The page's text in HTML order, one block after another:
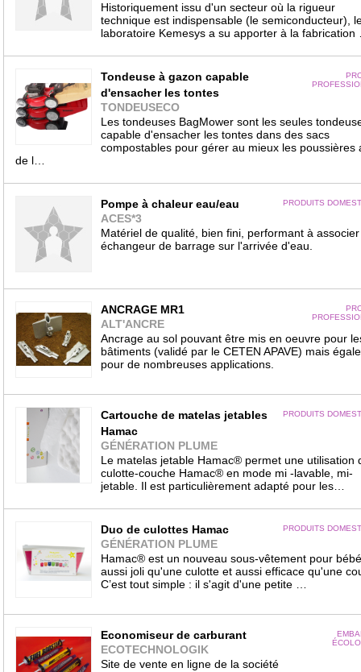
Historiquement issu d'un secteur où la rigueur
technique est indispensable (le semiconducteur),
laboratoire Kemesys a su apporter à la
Tondeuse à gazon capable
d'ensacher les tontes
TONDEUSECO
Les tondeuses BagMower sont les seules
capable d'ensacher les tontes dans des sacs
compostables pour gérer au mieux les poussières
de l…
PRODUITS
Pompe à chaleur eau/eau
ACES*3
Matériel de qualité, bien fini, performant à
échangeur de barrage sur l'arrivée d'eau.
ANCRAGE MR1
ALT'ANCRE
Ancrage au sol pouvant être mis en oeuvre pour
bâtiments (validé par le CETEN APAVE) mais
pour de nombreuses applications.
PRODUITS
Cartouche de matelas jetables
Hamac
GÉNÉRATION PLUME
Le matelas jetable Hamac® permet une utilisation
culotte-couche Hamac® en mode mi -lavable, mi-
jetable. Il est particulièrement adapté pour les…
PRODUITS
Duo de culottes Hamac
GÉNÉRATION PLUME
Hamac® est un nouveau sous-vêtement pour
aussi joli qu'une culotte et aussi efficace qu'une
C’est tout simple : il s'agit d'une petite …
Economiseur de carburant
ECOTECHNOLOGIK
Site de vente en ligne de la société